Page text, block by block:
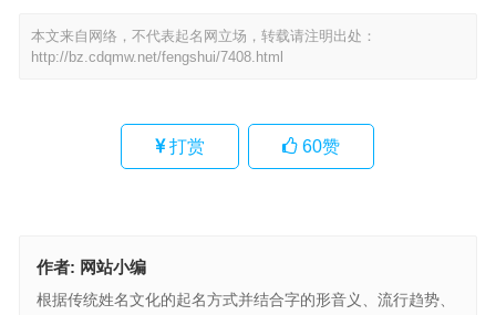
本文来自网络，不代表起名网立场，转载请注明出处：
http://bz.cdqmw.net/fengshui/7408.html
打赏 60赞
作者: 网站小编
根据传统姓名文化的起名方式并结合字的形音义、流行趋势、